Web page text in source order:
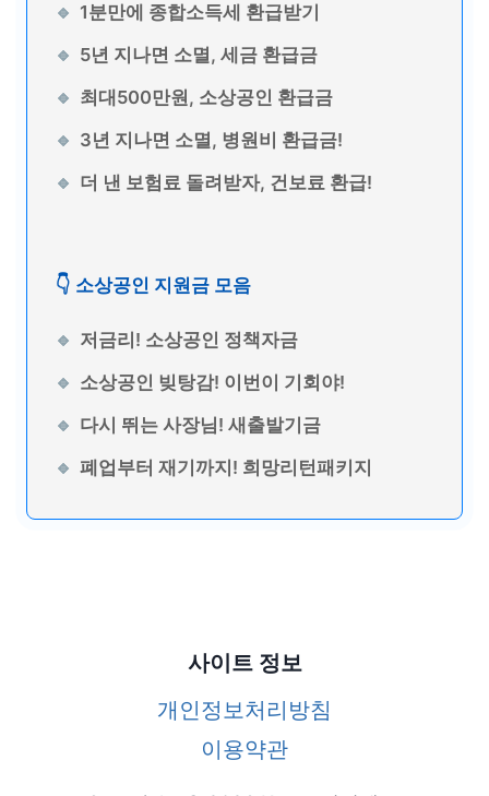
1분만에 종합소득세 환급받기
5년 지나면 소멸, 세금 환급금
최대500만원, 소상공인 환급금
3년 지나면 소멸, 병원비 환급금!
더 낸 보험료 돌려받자, 건보료 환급!
👇 소상공인 지원금 모음
저금리! 소상공인 정책자금
소상공인 빚탕감! 이번이 기회야!
다시 뛰는 사장님! 새출발기금
폐업부터 재기까지! 희망리턴패키지
사이트 정보
개인정보처리방침
이용약관